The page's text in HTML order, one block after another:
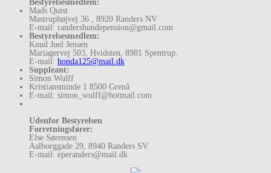
Bestyrelsesmedlem:
Mads Quist
Mastruphøjvej 36 , 8920 Randers NV
E-mail: randershundepension@gmail.com
Bestyrelsesmedlem:
Knud Juel Jensen
Mariagervej 503, Hvidsten, 8981 Spentrup.
E-mail: honda125@mail.dk
Suppleant:
Simon Wulff
Kristiansminde 1 8500 Grenå
E-mail: simon_wulff@hotmail.com
Udenfor Bestyrelsen
Forretningsfører:
Else Sørensen
Aalborggade 29, 8940 Randers SV.
E-mail: eperanders@mail.dk